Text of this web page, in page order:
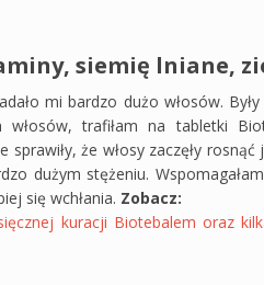
siemię lniane,
mi bardzo dużo włosów.
włosów, trafiłam na tabletki
sprawiły, że włosy zaczęły
dużym stężeniu.
się wchłania. Zobacz:
kuracji Biotebalem oraz